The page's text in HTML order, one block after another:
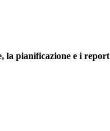
la pianificazione e i report